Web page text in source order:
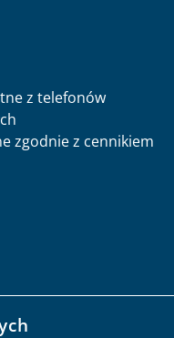
z telefonów
zgodnie z cennikiem